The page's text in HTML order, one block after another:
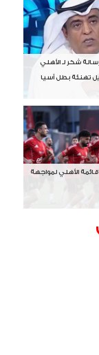
شكر لـ الأهلي
تهنئة بطل آسيا
الأهلي لمواجهة